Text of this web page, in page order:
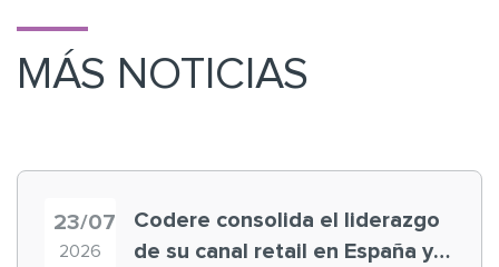
MÁS NOTICIAS
23/07
2026
Codere consolida el liderazgo
de su canal retail en España y